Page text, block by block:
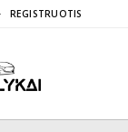
REGISTRUOTIS